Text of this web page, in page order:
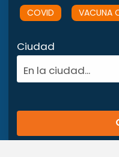
COVID VACUNA
Ciudad
En la ciudad...